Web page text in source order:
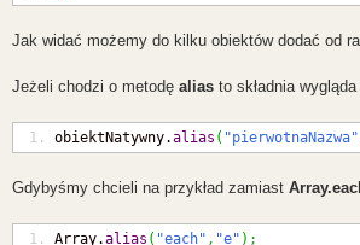
Jak widać możemy do kilku obiektów dodać od
Jeżeli chodzi o metodę aliasto składnia
obiektNatywny.alias ( "pierwotnaNazwa"
Gdybyśmy chcieli na przykład zamiast
Array.alias ( "each" , "e" ) ;